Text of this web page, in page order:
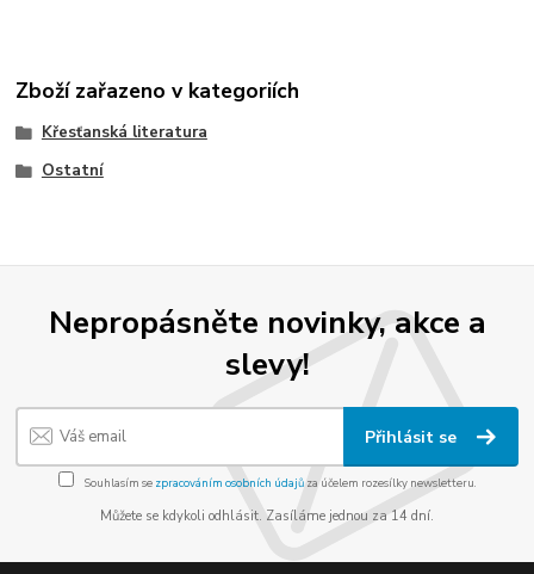
Zboží zařazeno v kategoriích
Křesťanská literatura
Ostatní
Nepropásněte novinky, akce a
slevy!
Přihlásit se
Souhlasím se zpracováním osobních údajůza účelem rozesílky newsletteru.
Můžete se kdykoli odhlásit. Zasíláme jednou za 14 dní.